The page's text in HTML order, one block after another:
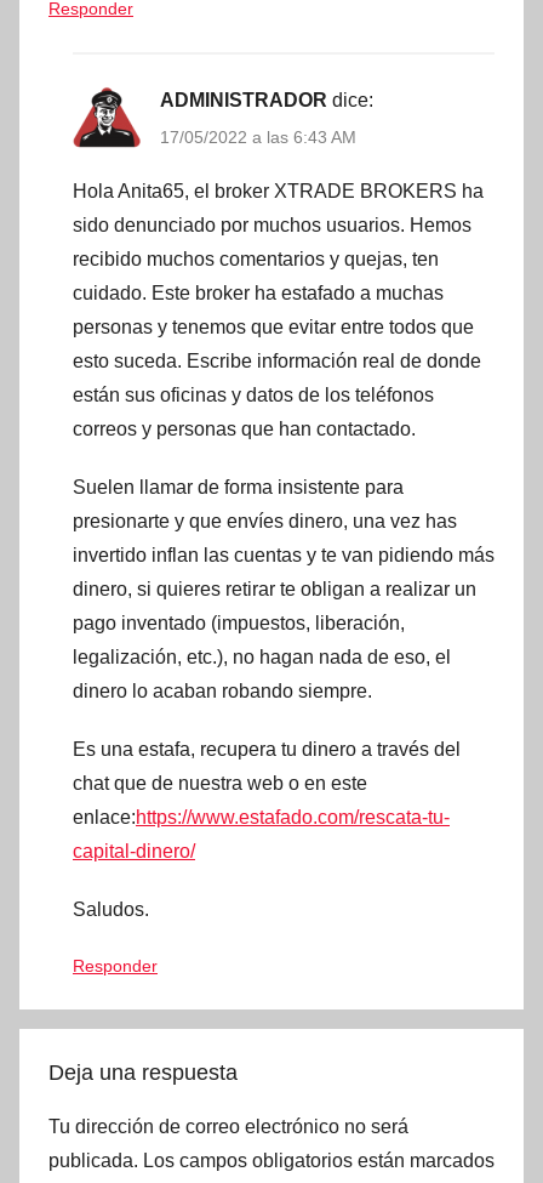
Responder
ADMINISTRADOR dice:
17/05/2022 a las 6:43 AM
Hola Anita65, el broker XTRADE BROKERS ha
sido denunciado por muchos usuarios. Hemos
recibido muchos comentarios y quejas, ten
cuidado. Este broker ha estafado a muchas
personas y tenemos que evitar entre todos que
esto suceda. Escribe información real de donde
están sus oficinas y datos de los teléfonos
correos y personas que han contactado.
Suelen llamar de forma insistente para
presionarte y que envíes dinero, una vez has
invertido inflan las cuentas y te van pidiendo más
dinero, si quieres retirar te obligan a realizar un
pago inventado (impuestos, liberación,
legalización, etc.), no hagan nada de eso, el
dinero lo acaban robando siempre.
Es una estafa, recupera tu dinero a través del
chat que de nuestra web o en este
enlace:https://www.estafado.com/rescata-tu-
capital-dinero/
Saludos.
Responder
Deja una respuesta
Tu dirección de correo electrónico no será
publicada. Los campos obligatorios están marcados